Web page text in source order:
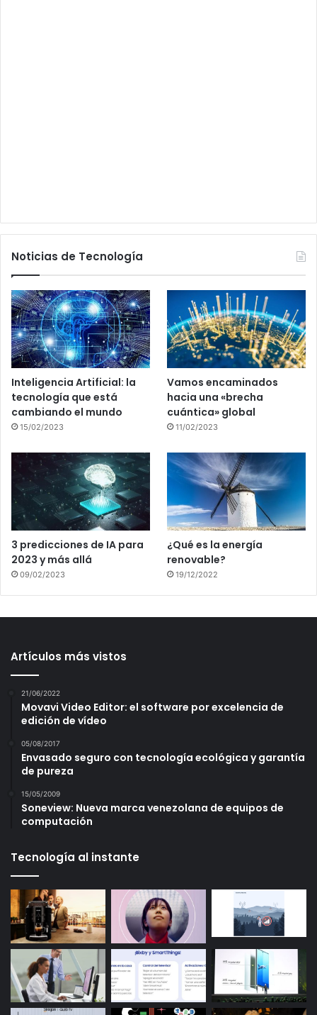
Noticias de Tecnología
Inteligencia Artificial: la
tecnología que está
cambiando el mundo
15/02/2023
Vamos encaminados
hacia una «brecha
cuántica» global
11/02/2023
3 predicciones de IA para
2023 y más allá
09/02/2023
¿Qué es la energía
renovable?
19/12/2022
Artículos más vistos
21/06/2022
Movavi Video Editor: el software por excelencia de
edición de vídeo
05/08/2017
Envasado seguro con tecnología ecológica y garantía
de pureza
15/05/2009
Soneview: Nueva marca venezolana de equipos de
computación
Tecnología al instante